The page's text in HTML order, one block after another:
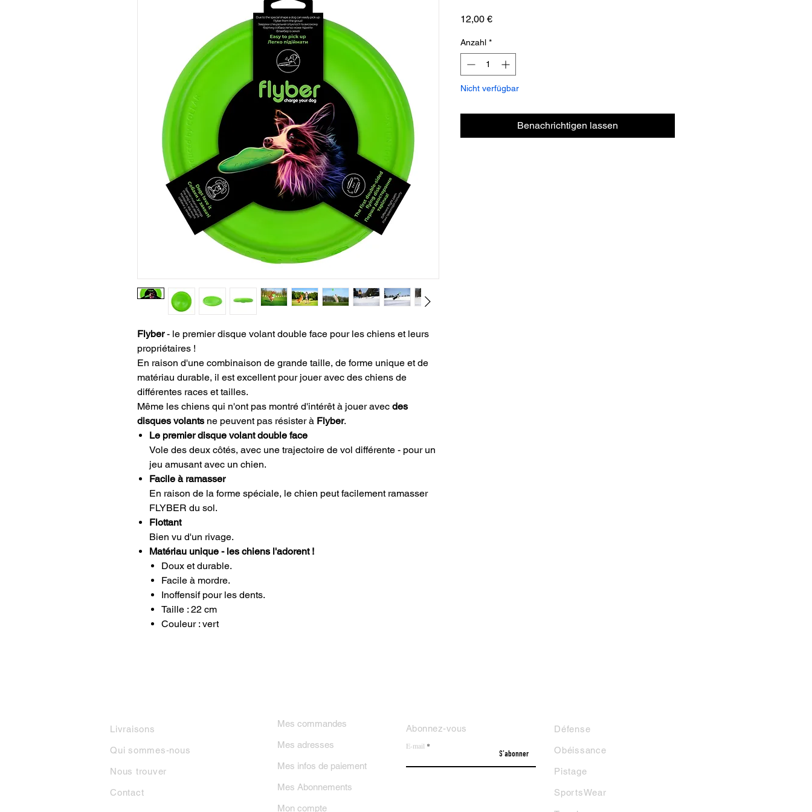
Flyber- le premier disque volant double face pour les chiens et leurs
propriétaires !
En raison d'une combinaison de grande taille, de forme unique et de
matériau durable, il est excellent pour jouer avec des chiens de
différentes races et tailles.
Même les chiens qui n'ont pas montré d'intérêt à jouer avec des
disques volants ne peuvent pas résister à Flyber.
Le premier disque volant double face
Vole des deux côtés, avec une trajectoire de vol différente - pour un
jeu amusant avec un chien.
Facile à ramasser
En raison de la forme spéciale, le chien peut facilement ramasser
FLYBER du sol.
Flottant
Bien vu d'un rivage.
Matériau unique - les chiens l'adorent !
Doux et durable.
Facile à mordre.
Inoffensif pour les dents.
Taille : 22 cm
Couleur : vert
12,00 €Preis
Anzahl *
Nicht verfügbar
Benachrichtigen lassen
Livraisons
Qui sommes-nous
Nous trouver
Contact
Abonnez-vous
E-mail
S'abonner
Défense
Obéissance
Pistage
SportsWear
Mes commandes
Mes adresses
Mes infos de paiement
Mes Abonnements
Mon compte